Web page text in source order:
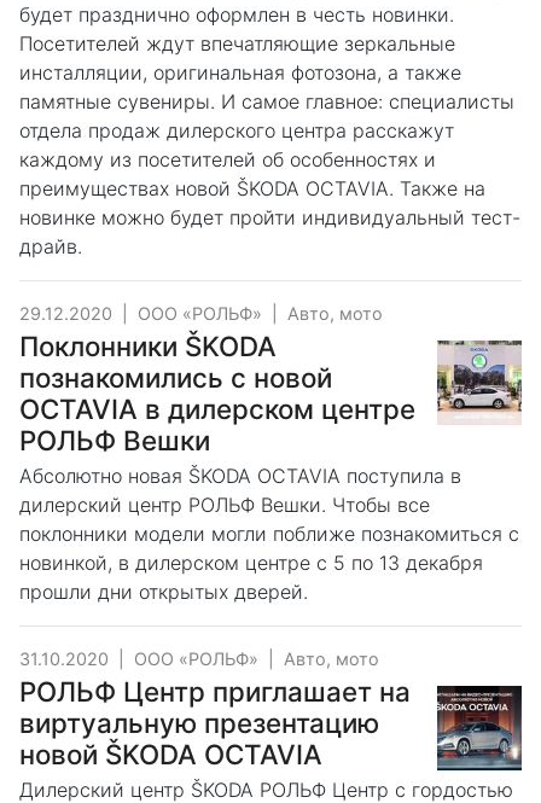
будет празднично оформлен в честь новинки.
Посетителей ждут впечатляющие зеркальные
инсталляции, оригинальная фотозона, а также
памятные сувениры. И самое главное: специалисты
отдела продаж дилерского центра расскажут
каждому из посетителей об особенностях и
преимуществах новой ŠKODA OCTAVIA. Также на
новинке можно будет пройти индивидуальный тест-
драйв.
29.12.2020 ООО «РОЛЬФ» Авто, мото
Поклонники ŠKODA
познакомились с новой
OCTAVIA в дилерском центре
РОЛЬФ Вешки
Абсолютно новая ŠKODA OCTAVIA поступила в
дилерский центр РОЛЬФ Вешки. Чтобы все
поклонники модели могли поближе познакомиться с
новинкой, в дилерском центре с 5 по 13 декабря
прошли дни открытых дверей.
31.10.2020 ООО «РОЛЬФ» Авто, мото
РОЛЬФ Центр приглашает на
виртуальную презентацию
новой ŠKODA OCTAVIA
Дилерский центр ŠKODA РОЛЬФ Центр с гордостью